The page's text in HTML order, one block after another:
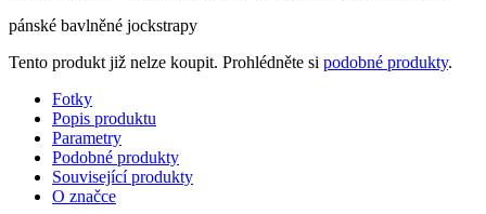
pánské bavlněné jockstrapy
Tento produkt již nelze koupit. Prohlédněte si podobné produkty.
Fotky
Popis produktu
Parametry
Podobné produkty
Související produkty
O značce